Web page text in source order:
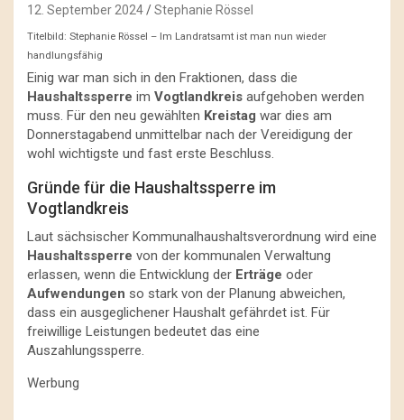
12. September 2024 Stephanie Rössel
Titelbild: Stephanie Rössel – Im Landratsamt ist man nun wieder
handlungsfähig
Einig war man sich in den Fraktionen, dass die
Haushaltssperre im Vogtlandkreis aufgehoben werden
muss. Für den neu gewählten Kreistag war dies am
Donnerstagabend unmittelbar nach der Vereidigung der
wohl wichtigste und fast erste Beschluss.
Gründe für die Haushaltssperre im
Vogtlandkreis
Laut sächsischer Kommunalhaushaltsverordnung wird eine
Haushaltssperre von der kommunalen Verwaltung
erlassen, wenn die Entwicklung der Erträge oder
Aufwendungen so stark von der Planung abweichen,
dass ein ausgeglichener Haushalt gefährdet ist. Für
freiwillige Leistungen bedeutet das eine
Auszahlungssperre.
Werbung